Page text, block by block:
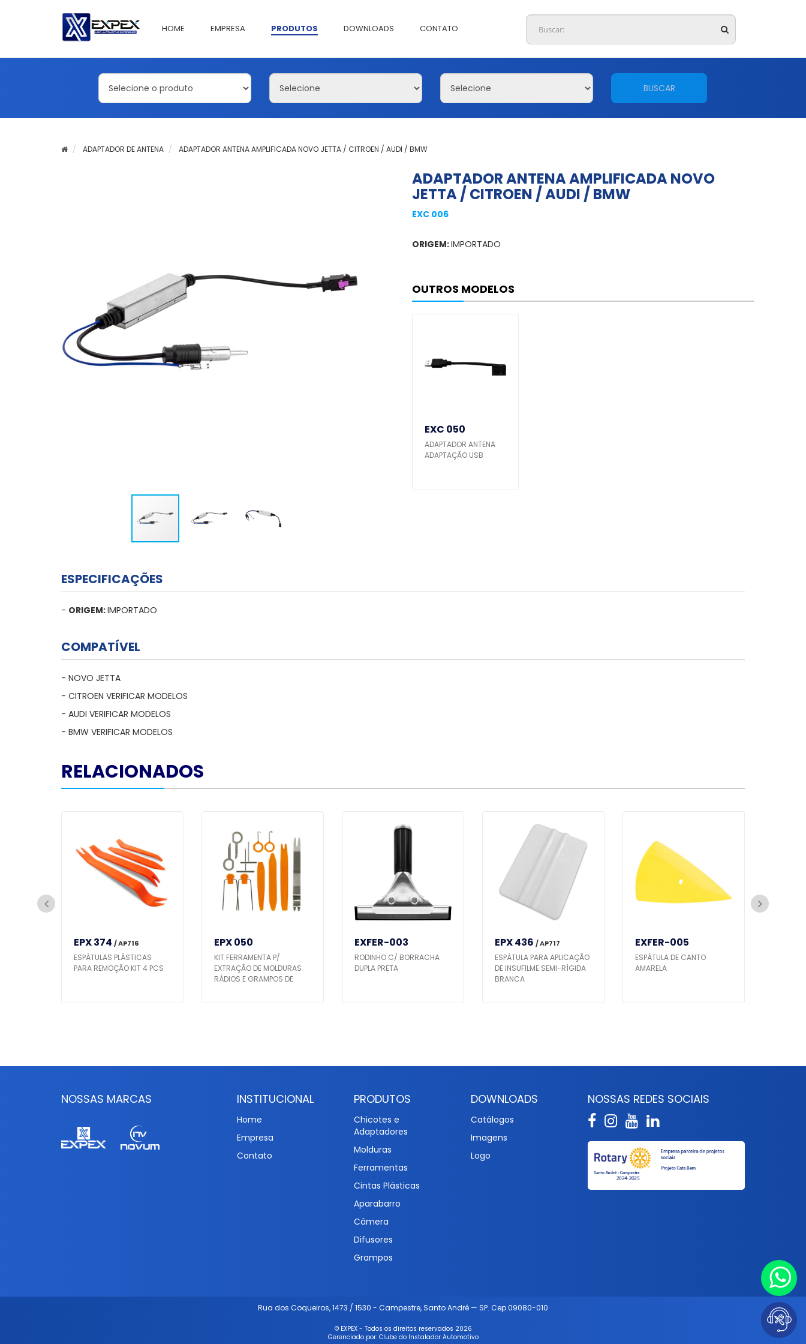
HOME EMPRESA PRODUTOS DOWNLOADS CONTATO
BUSCAR
ADAPTADOR DE ANTENA ADAPTADOR ANTENA AMPLIFICADA NOVO JETTA / CITROEN / AUDI / BMW
ADAPTADOR ANTENA AMPLIFICADA NOVO
JETTA / CITROEN / AUDI / BMW
EXC 006
ORIGEM:IMPORTADO
OUTROS MODELOS
EXC 050
ADAPTADOR ANTENA
ADAPTAÇÃO USB
ESPECIFICAÇÕES
- ORIGEM:IMPORTADO
COMPATÍVEL
- NOVO JETTA
- CITROEN VERIFICAR MODELOS
- AUDI VERIFICAR MODELOS
- BMW VERIFICAR MODELOS
RELACIONADOS
EPX 374 / AP716
ESPÁTULAS PLÁSTICAS
PARA REMOÇÃO KIT 4 PCS
EPX 050
KIT FERRAMENTA P/
EXTRAÇÃO DE MOLDURAS
RÁDIOS E GRAMPOS DE
EXFER-003
RODINHO C/ BORRACHA
DUPLA PRETA
EPX 436 / AP717
ESPÁTULA PARA APLICAÇÃO
DE INSUFILME SEMI-RÍGIDA
BRANCA
EXFER-005
ESPÁTULA DE CANTO
AMARELA
NOSSAS MARCAS INSTITUCIONAL
Home
Empresa
Contato
PRODUTOS
Chicotes e
Adaptadores
Molduras
Ferramentas
Cintas Plásticas
Aparabarro
Câmera
Difusores
Grampos
DOWNLOADS
Catálogos
Imagens
Logo
NOSSAS REDES SOCIAIS
Rua dos Coqueiros, 1473 / 1530 - Campestre, Santo André — SP. Cep 09080-010
© EXPEX - Todos os direitos reservados 2026
Gerenciado por: Clube do Instalador Automotivo